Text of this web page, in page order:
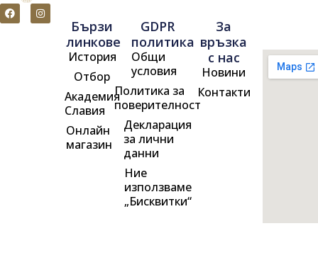
F
a
c
I
n
s
Бързи
линкове
История
Отбор
Академия
Славия
Онлайн
магазин
GDPR
политика
Общи
условия
Политика за
поверителност
Декларация
за лични
данни
Ние
използваме
„Бисквитки“
За
връзка
с нас
Новини
Контакти